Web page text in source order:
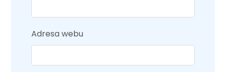
Adresa webu